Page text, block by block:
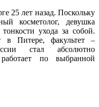
25 лет назад. Поскольку
косметолог, девушка
тонкости ухода за собой.
в Питере, факультет –
стал абсолютно
по выбранной